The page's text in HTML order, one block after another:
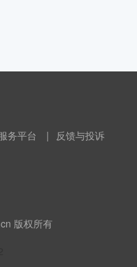
务平台 | 反馈与投诉
版权所有